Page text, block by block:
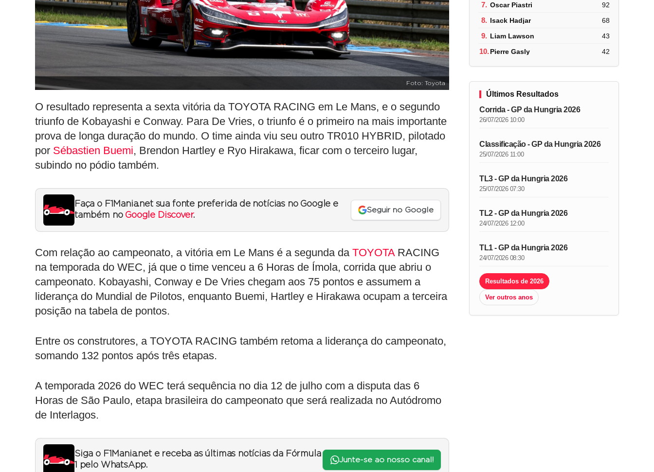
Foto: Toyota
O resultado representa a sexta vitória da TOYOTA RACING em Le Mans, e o segundo
triunfo de Kobayashi e Conway. Para De Vries, o triunfo é o primeiro na mais importante
prova de longa duração do mundo. O time ainda viu seu outro TR010 HYBRID, pilotado
por Sébastien Buemi, Brendon Hartley e Ryo Hirakawa, ficar com o terceiro lugar,
subindo no pódio também.
Faça o F1Mania.net sua fonte preferida de notícias no Google e
também no Google Discover.
Seguir no Google
Com relação ao campeonato, a vitória em Le Mans é a segunda da TOYOTA RACING
na temporada do WEC, já que o time venceu a 6 Horas de Ímola, corrida que abriu o
campeonato. Kobayashi, Conway e De Vries chegam aos 75 pontos e assumem a
liderança do Mundial de Pilotos, enquanto Buemi, Hartley e Hirakawa ocupam a terceira
posição na tabela de pontos.
Entre os construtores, a TOYOTA RACING também retoma a liderança do campeonato,
somando 132 pontos após três etapas.
A temporada 2026 do WEC terá sequência no dia 12 de julho com a disputa das 6
Horas de São Paulo, etapa brasileira do campeonato que será realizada no Autódromo
de Interlagos.
Siga o F1Mania.net e receba as últimas notícias da Fórmula
1 pelo WhatsApp.
Junte-se ao nosso canal!
7. Oscar Piastri 92
8. Isack Hadjar 68
9. Liam Lawson 43
10.Pierre Gasly 42
Últimos Resultados
Corrida - GP da Hungria 2026
26/07/2026 10:00
Classificação - GP da Hungria 2026
25/07/2026 11:00
TL3 - GP da Hungria 2026
25/07/2026 07:30
TL2 - GP da Hungria 2026
24/07/2026 12:00
TL1 - GP da Hungria 2026
24/07/2026 08:30
Resultados de 2026
Ver outros anos